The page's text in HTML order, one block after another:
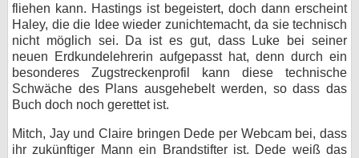
fliehen kann. Hastings ist begeistert, doch dann erscheint
Haley, die die Idee wieder zunichtemacht, da sie technisch
nicht möglich sei. Da ist es gut, dass Luke bei seiner
neuen Erdkundelehrerin aufgepasst hat, denn durch ein
besonderes Zugstreckenprofil kann diese technische
Schwäche des Plans ausgehebelt werden, so dass das
Buch doch noch gerettet ist.
Mitch, Jay und Claire bringen Dede per Webcam bei, dass
ihr zukünftiger Mann ein Brandstifter ist. Dede weiß das